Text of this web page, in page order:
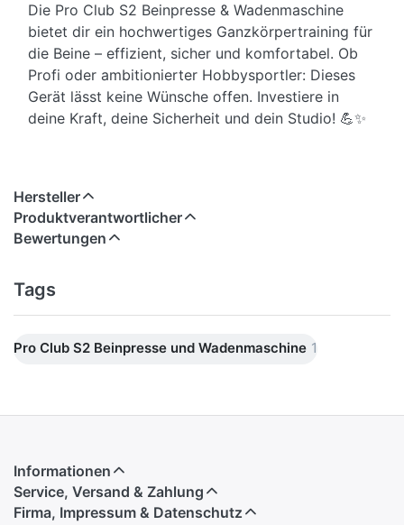
Die Pro Club S2 Beinpresse & Wadenmaschine
bietet dir ein hochwertiges Ganzkörpertraining für
die Beine – effizient, sicher und komfortabel. Ob
Profi oder ambitionierter Hobbysportler: Dieses
Gerät lässt keine Wünsche offen. Investiere in
deine Kraft, deine Sicherheit und dein Studio! 💪✨
Hersteller
Produktverantwortlicher
Bewertungen
Tags
Pro Club S2 Beinpresse und Wadenmaschine 1
Informationen
Service, Versand & Zahlung
Firma, Impressum & Datenschutz